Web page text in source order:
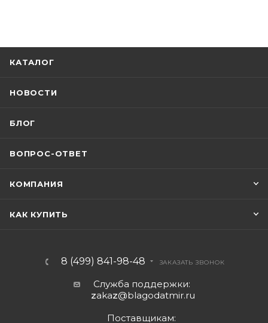
КАТАЛОГ
НОВОСТИ
БЛОГ
ВОПРОС-ОТВЕТ
КОМПАНИЯ
КАК КУПИТЬ
8 (499) 841-98-48 ЗАКАЗАТЬ ЗВОНОК
Служба поддержки:
zakaz@blagodatmir.ru
Поставщикам: